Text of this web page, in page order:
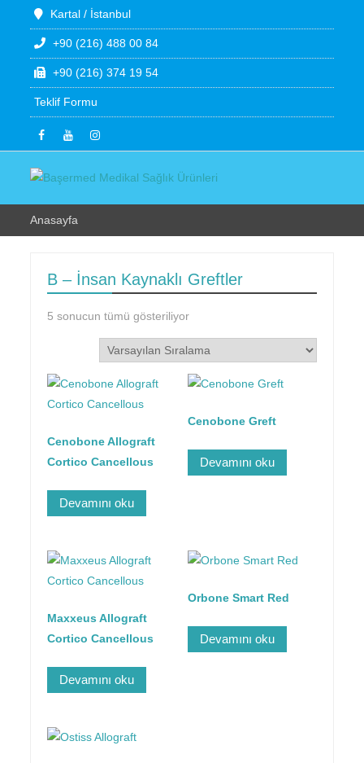
Kartal / İstanbul
+90 (216) 488 00 84
+90 (216) 374 19 54
Teklif Formu
Anasayfa
B – İnsan Kaynaklı Greftler
5 sonucun tümü gösteriliyor
Cenobone Allograft
Cortico Cancellous
Devamını oku
Cenobone Greft
Devamını oku
Maxxeus Allograft
Cortico Cancellous
Devamını oku
Orbone Smart Red
Devamını oku